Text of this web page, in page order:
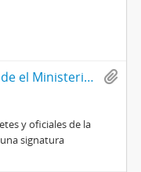
Carta firmada a Francisco Bulnes Sanfuentes desde el Ministerio del Interior de Chile
y oficiales de la
signatura